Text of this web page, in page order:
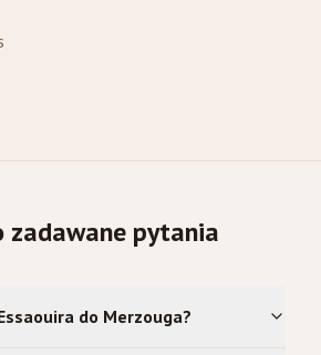
zadawane pytania
do Merzouga?